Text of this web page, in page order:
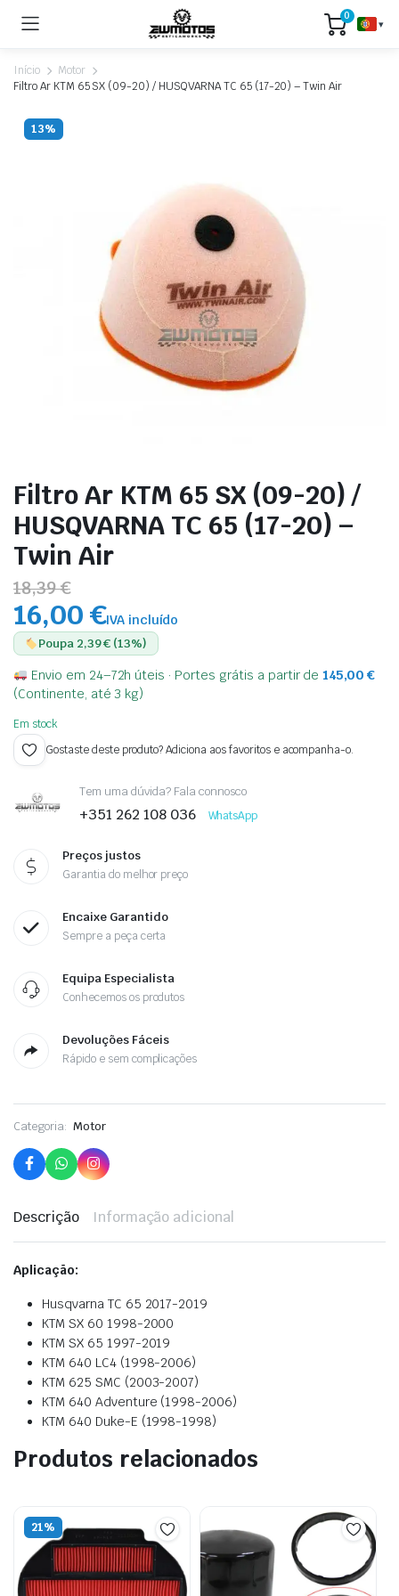
0
▾
Início
Motor
Filtro Ar KTM 65 SX (09-20) / HUSQVARNA TC 65 (17-20) – Twin Air
13%
Filtro Ar KTM 65 SX (09-20) /
HUSQVARNA TC 65 (17-20) –
Twin Air
18,39 €
16,00 €IVA incluído
Poupa 2,39 € (13%)
Envio em 24–72h úteis · Portes grátis a partir de145,00 €
(Continente, até 3 kg)
Em stock
Gostaste deste produto? Adiciona aos favoritos e acompanha-o.
Tem uma dúvida? Fala connosco
+351 262 108 036 WhatsApp
Preços justos
Garantia do melhor preço
Encaixe Garantido
Sempre a peça certa
Equipa Especialista
Conhecemos os produtos
Devoluções Fáceis
Rápido e sem complicações
Categoria: Motor
Descrição Informação adicional
Aplicação:
Husqvarna TC 65 2017-2019
KTM SX 60 1998-2000
KTM SX 65 1997-2019
KTM 640 LC4 (1998-2006)
KTM 625 SMC (2003-2007)
KTM 640 Adventure (1998-2006)
KTM 640 Duke-E (1998-1998)
Produtos relacionados
21%